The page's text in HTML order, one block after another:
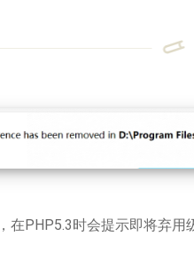
在PHP5.3时会提示即将弃